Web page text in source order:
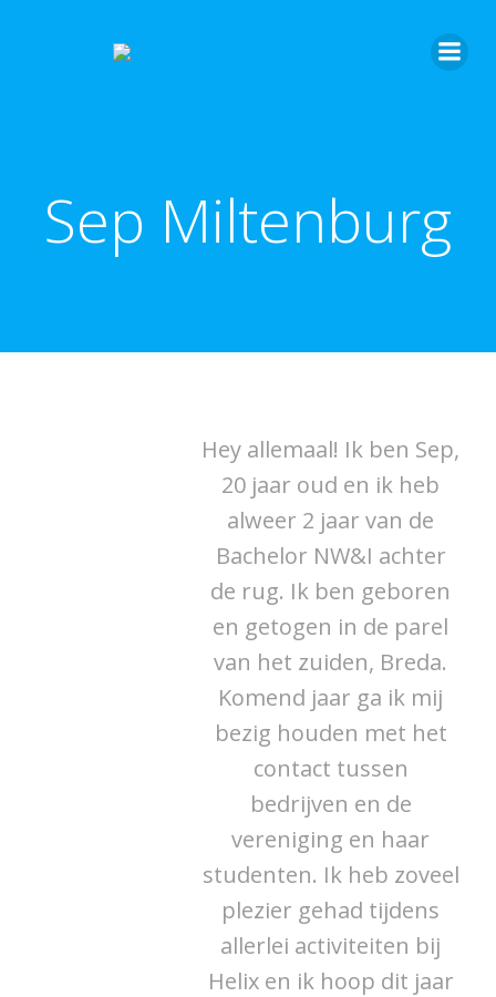
Sep Miltenburg
Hey allemaal! Ik ben Sep,
20 jaar oud en ik heb
alweer 2 jaar van de
Bachelor NW&I achter
de rug. Ik ben geboren
en getogen in de parel
van het zuiden, Breda.
Komend jaar ga ik mij
bezig houden met het
contact tussen
bedrijven en de
vereniging en haar
studenten. Ik heb zoveel
plezier gehad tijdens
allerlei activiteiten bij
Helix en ik hoop dit jaar